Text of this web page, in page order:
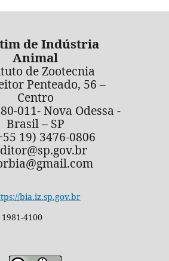
de Indústria
Animal
de Zootecnia
Penteado, 56 –
Centro
011- Nova Odessa -
Brasil – SP
19) 3476-0806
bia.iz.sp.gov.br
4100